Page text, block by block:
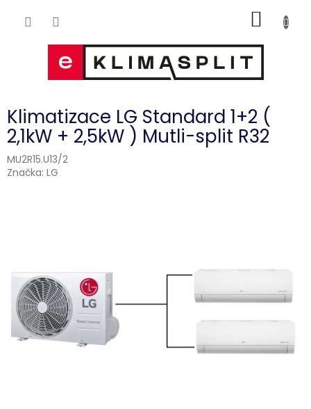
KOŠÍK
Klimatizace LG Standard 1+2 (
2,1kW + 2,5kW ) Mutli-split R32
MU2R15.U13/2
Značka: LG